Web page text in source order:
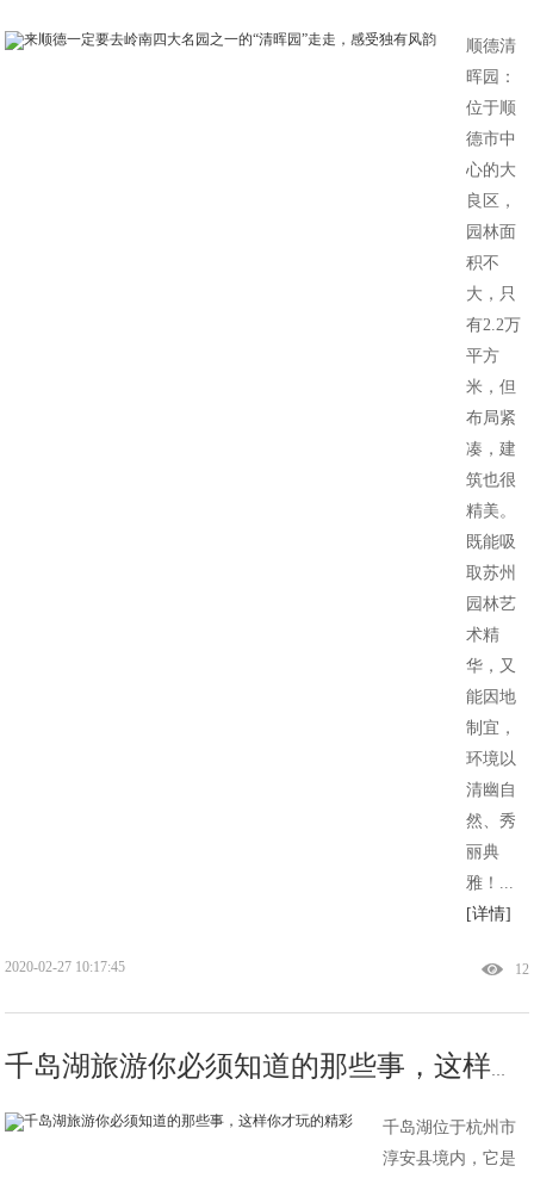
顺德清
晖园：
位于顺
德市中
心的大
良区，
园林面
积不
大，只
有2.2万
平方
米，但
布局紧
凑，建
筑也很
精美。
既能吸
取苏州
园林艺
术精
华，又
能因地
制宜，
环境以
清幽自
然、秀
丽典
雅！...
[详情]
12
2020-02-27 10:17:45
千岛湖位于杭州市
淳安县境内，它是